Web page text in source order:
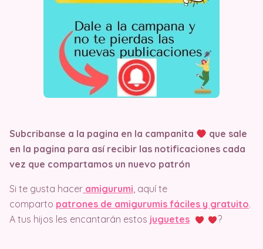
Subcribanse a la pagina en la campanita
que sale
en la pagina para así recibir las notificaciones cada
vez que compartamos un nuevo patrón
Si te gusta hacer amigurumi, aquí te
comparto patrones de amigurumis fáciles y gratuito.
A tus hijos les encantarán estos juguetes ?